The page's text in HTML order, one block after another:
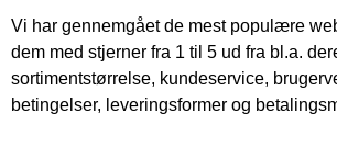
Vi har gennemgået de mest populære
dem med stjerner fra 1 til 5 ud fra bl.a.
sortimentstørrelse, kundeservice,
betingelser, leveringsformer og